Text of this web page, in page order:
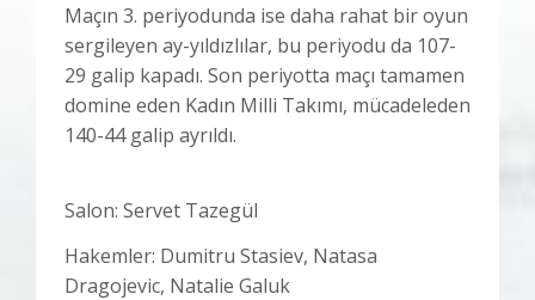
Maçın 3. periyodunda ise daha rahat bir oyun
sergileyen ay-yıldızlılar, bu periyodu da 107-
29 galip kapadı. Son periyotta maçı tamamen
domine eden Kadın Milli Takımı, mücadeleden
140-44 galip ayrıldı.
Salon: Servet Tazegül
Hakemler: Dumitru Stasiev, Natasa
Dragojevic, Natalie Galuk